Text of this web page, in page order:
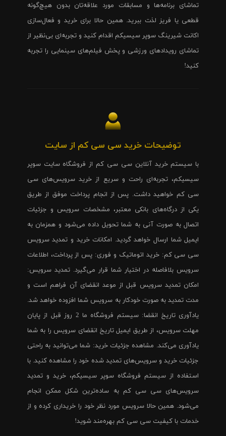
تماشای برنامه‌ها و مسابقات مورد علاقه‌تان بدون هیچ‌گونه
قطعی یا فریز لذت ببرید. همین حالا برای خرید و فعال‌سازی
اکانت شیرینگ سوپر سیسیکم اقدام کنید و تجربه‌ای بی‌نظیر از
تماشای رویدادهای ورزشی و پخش فیلم‌های سینمایی را تجربه
کنید!
توضیحات خرید سی سی کم از سایت
با سیستم خرید آنلاین سی سی کم از فروشگاه سایت سوپر
سیسیکم، تجربه‌ای راحت و سریع از خرید سرویس‌های سی
سی کم خواهید داشت. پس از انجام پرداخت موفق از طریق
یکی از درگاه‌های بانکی معتبر، مشخصات سرویس و جزئیات
اتصال به صورت آنی به شما تحویل داده می‌شود و همزمان به
ایمیل شما ارسال خواهد گردید. امکانات خرید و تمدید سرویس
سی سی کم: خرید اتوماتیک و فوری: پس از پرداخت، اطلاعات
سرویس بلافاصله در اختیار شما قرار می‌گیرد. تمدید سرویس:
امکان تمدید سرویس قبل از موعد انقضای آن فراهم است و
مدت تمدید به صورت خودکار به سرویس شما افزوده خواهد شد.
یادآوری تاریخ انقضا: سیستم فروشگاه ما 2 روز قبل از پایان
مهلت سرویس، از طریق ایمیل تاریخ انقضای سرویس را به شما
یادآوری می‌کند. مشاهده جزئیات خرید: شما می‌توانید به راحتی
جزئیات خرید و سرویس‌های تمدید شده خود را مشاهده کنید. با
استفاده از سیستم فروشگاه سوپر سیسیکم، خرید و تمدید
سرویس‌های سی سی کم به ساده‌ترین شکل ممکن انجام
می‌شود. همین حالا سرویس مورد نظر خود را خریداری کرده و از
خدمات با کیفیت سی سی کم بهره‌مند شوید!